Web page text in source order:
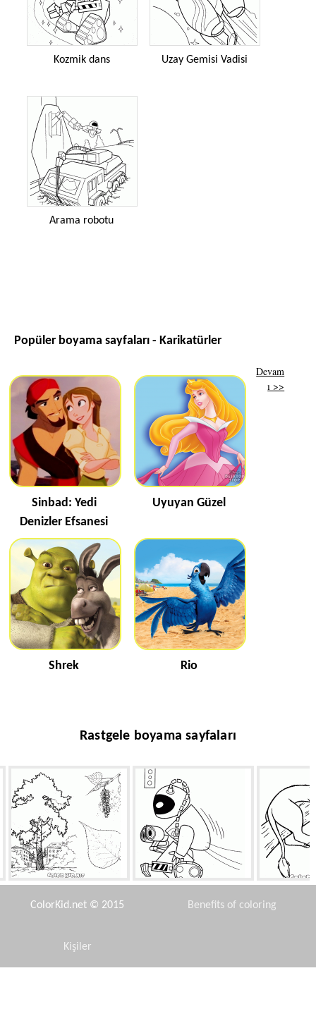
Kozmik dans Uzay Gemisi Vadisi
Arama robotu
Popüler boyama sayfaları - Karikatürler
Sinbad: Yedi
Denizler Efsanesi
Uyuyan Güzel
Shrek Rio
Devam
ı >>
Rastgele boyama sayfaları
Kavak Ağacı Eva Vadisi kaydeder Ağaç
ColorKid.net © 2015 Benefits of coloring
Kişiler